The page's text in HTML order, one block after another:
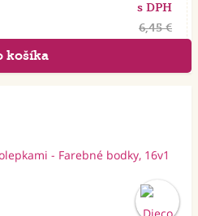
s DPH
6,45 €